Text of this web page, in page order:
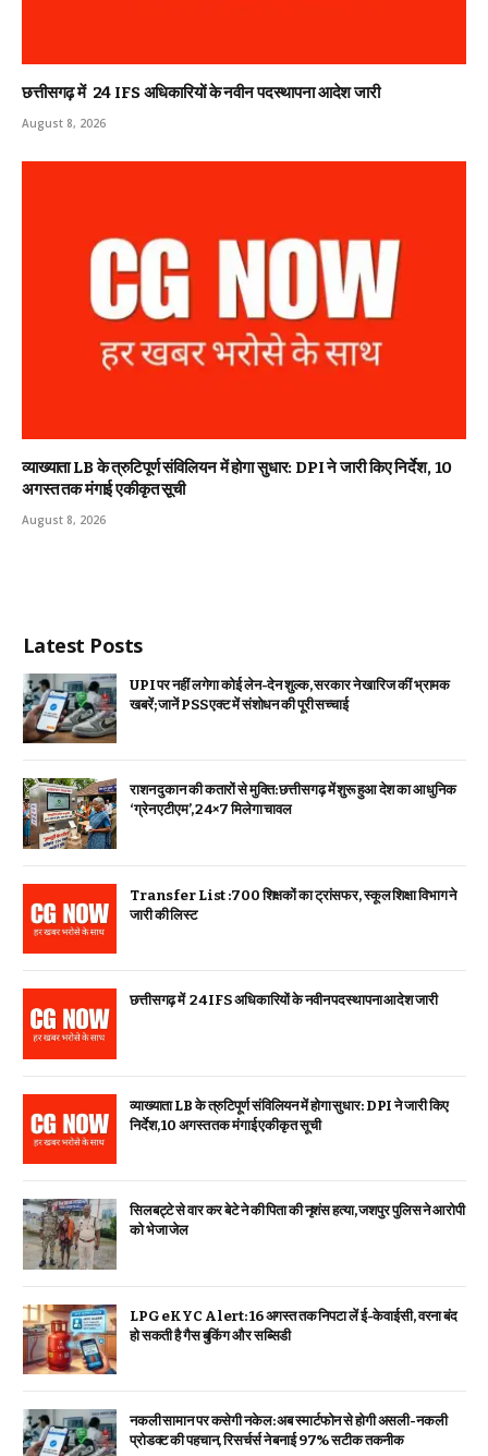
छत्तीसगढ़ में 24 IFS अधिकारियों के नवीन पदस्थापना आदेश जारी
August 8, 2026
व्याख्याता LB के त्रुटिपूर्ण संविलियन में होगा सुधार: DPI ने जारी किए निर्देश, 10
अगस्त तक मंगाई एकीकृत सूची
August 8, 2026
Latest Posts
UPI पर नहीं लगेगा कोई लेन-देन शुल्क, सरकार ने खारिज कीं भ्रामक
खबरें; जानें PSS एक्ट में संशोधन की पूरी सच्चाई
राशन दुकान की कतारों से मुक्ति: छत्तीसगढ़ में शुरू हुआ देश का आधुनिक
‘ग्रेन एटीएम’, 24×7 मिलेगा चावल
Transfer List :700 शिक्षकों का ट्रांसफर, स्कूल शिक्षा विभाग ने
जारी की लिस्ट
छत्तीसगढ़ में 24 IFS अधिकारियों के नवीन पदस्थापना आदेश जारी
व्याख्याता LB के त्रुटिपूर्ण संविलियन में होगा सुधार: DPI ने जारी किए
निर्देश, 10 अगस्त तक मंगाई एकीकृत सूची
सिलबट्टे से वार कर बेटे ने की पिता की नृशंस हत्या, जशपुर पुलिस ने आरोपी
को भेजा जेल
LPG eKYC Alert: 16 अगस्त तक निपटा लें ई-केवाईसी, वरना बंद
हो सकती है गैस बुकिंग और सब्सिडी
नकली सामान पर कसेगी नकेल: अब स्मार्टफोन से होगी असली-नकली
प्रोडक्ट की पहचान, रिसर्चर्स ने बनाई 97% सटीक तकनीक